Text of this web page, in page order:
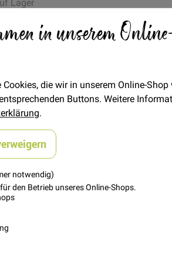
in unserem
die wir in unserem Online-Shop
Buttons. Weitere
.
notwendig)
den Betrieb unseres Online-Shops.
sind beidseitig verwendbar, eine
zur Verstärkung von Taschenecken
Tool eingearbeitet werden oder